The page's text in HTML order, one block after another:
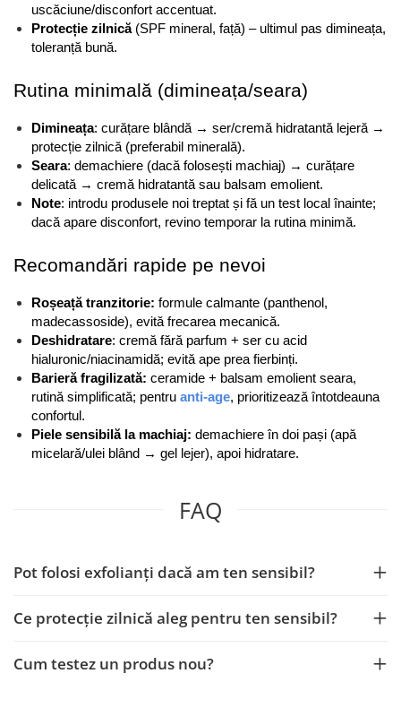
uscăciune/disconfort accentuat.
Protecție zilnică (SPF mineral, față) – ultimul pas dimineața,
toleranță bună.
Rutina minimală (dimineața/seara)
Dimineața: curățare blândă → ser/cremă hidratantă lejeră →
protecție zilnică (preferabil minerală).
Seara: demachiere (dacă folosești machiaj) → curățare
delicată → cremă hidratantă sau balsam emolient.
Note: introdu produsele noi treptat și fă un test local înainte;
dacă apare disconfort, revino temporar la rutina minimă.
Recomandări rapide pe nevoi
Roșeață tranzitorie: formule calmante (panthenol,
madecassoside), evită frecarea mecanică.
Deshidratare: cremă fără parfum + ser cu acid
hialuronic/niacinamidă; evită ape prea fierbinți.
Barieră fragilizată: ceramide + balsam emolient seara,
rutină simplificată; pentru anti-age, prioritizează întotdeauna
confortul.
Piele sensibilă la machiaj: demachiere în doi pași (apă
micelară/ulei blând → gel lejer), apoi hidratare.
FAQ
Pot folosi exfolianți dacă am ten sensibil?
Ce protecție zilnică aleg pentru ten sensibil?
Cum testez un produs nou?